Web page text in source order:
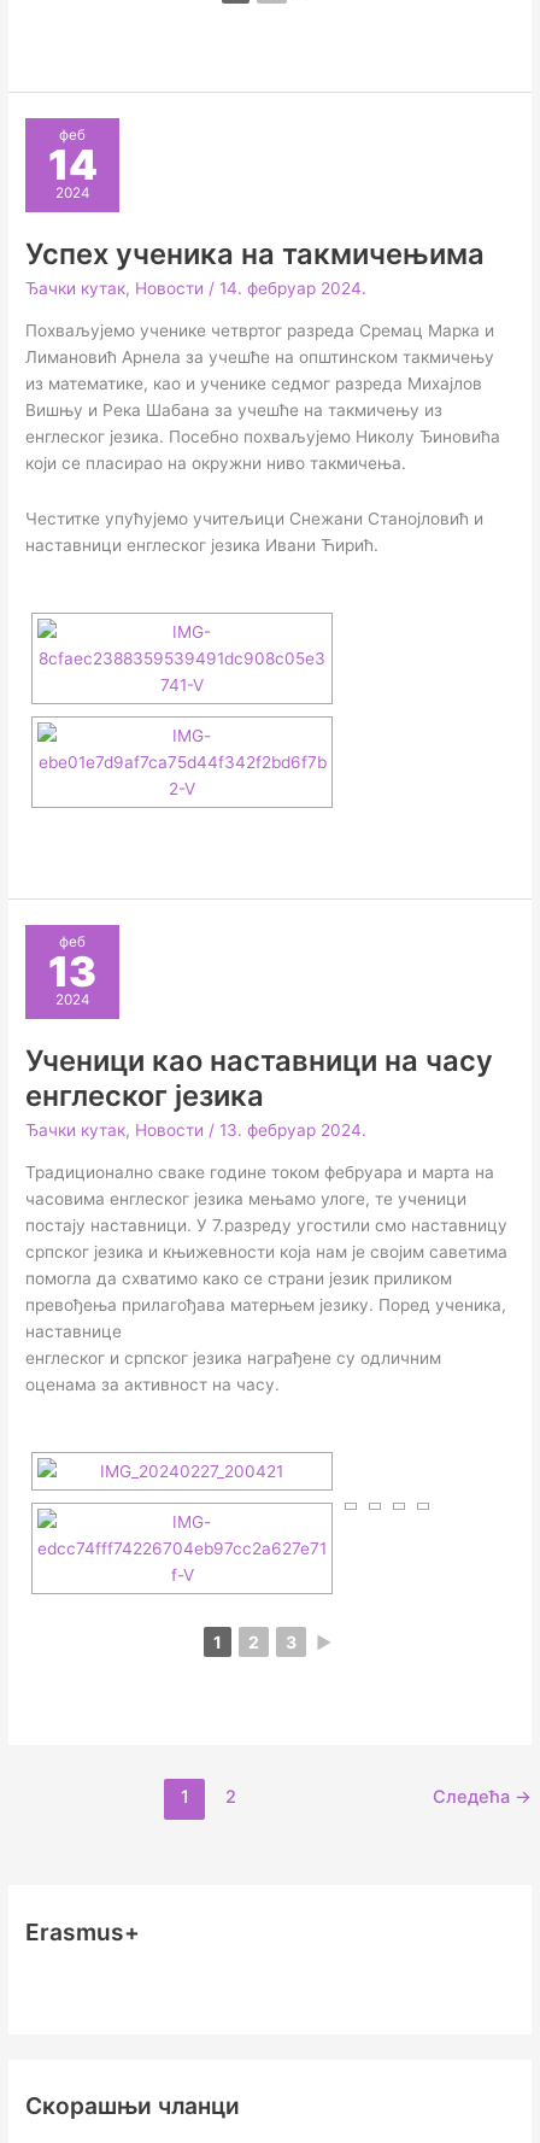
феб
14
2024
Успех ученика на такмичењима
Ђачки кутак, Новости /14. фебруар 2024.
Похваљујемо ученике четвртог разреда Сремац Марка и
Лимановић Арнела за учешће на општинском такмичењу
из математике, као и ученике седмог разреда Михајлов
Вишњу и Река Шабана за учешће на такмичењу из
енглеског језика. Посебно похваљујемо Николу Ђиновића
који се пласирао на окружни ниво такмичења.
Честитке упућујемо учитељици Снежани Станојловић и
наставници енглеског језика Ивани Ћирић.
феб
13
2024
Ученици као наставници на часу
енглеског језика
Ђачки кутак, Новости /13. фебруар 2024.
Традиционално сваке године током фебруара и марта на
часовима енглеског језика мењамо улоге, те ученици
постају наставници. У 7.разреду угостили смо наставницу
српског језика и књижевности која нам је својим саветима
помогла да схватимо како се страни језик приликом
превођења прилагођава матерњем језику. Поред ученика,
наставнице
енглеског и српског језика награђене су одличним
оценама за активност на часу.
1 2 3 ►
1 2 Следећа →
Erasmus+
Скорашњи чланци